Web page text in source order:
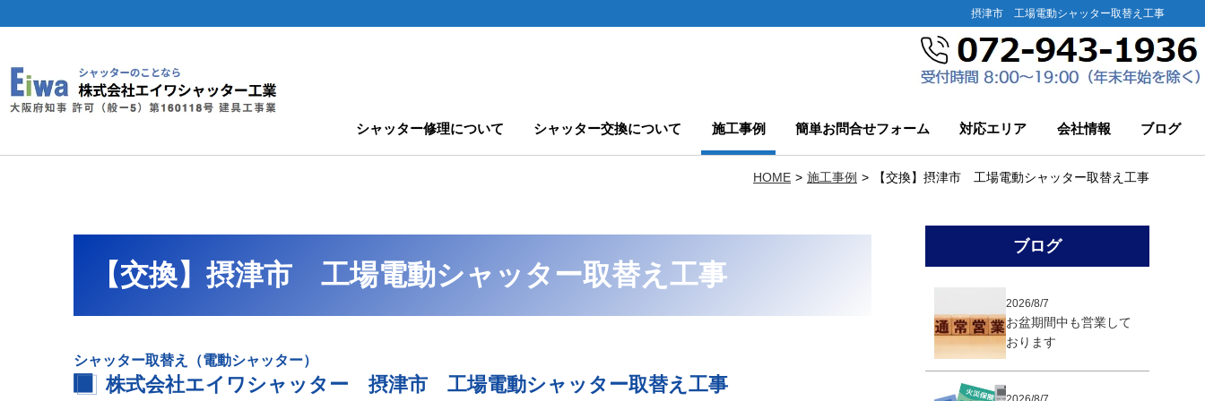
摂津市 工場電動シャッター取替え工事
シャッター修理について シャッター交換について 施工事例 簡単お問合せフォーム 対応エリア 会社情報 ブログ
HOME 施工事例 【交換】摂津市 工場電動シャッター取替え工事
【交換】摂津市 工場電動シャッター取替え工事
シャッター取替え（電動シャッター）
株式会社エイワシャッター 摂津市 工場電動シャッター取替え工事
ブログ
2026/8/7
お盆期間中も営業して
おります